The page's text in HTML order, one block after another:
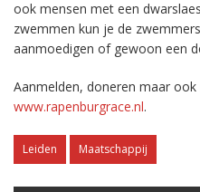
ook mensen met een
zwemmen kun je de
aanmoedigen of gewoon een
Aanmelden, doneren maar
www.rapenburgrace.nl.
Leiden Maatschappij